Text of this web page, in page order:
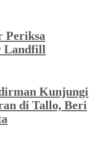
Periksa
Landfill
Kunjungi
di Tallo, Beri